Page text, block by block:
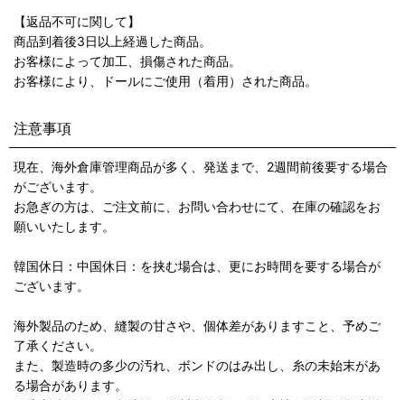
【返品不可に関して】
商品到着後3日以上経過した商品。
お客様によって加工、損傷された商品。
お客様により、ドールにご使用（着用）された商品。
注意事項
現在、海外倉庫管理商品が多く、発送まで、2週間前後要する場合
がございます。
お急ぎの方は、ご注文前に、お問い合わせにて、在庫の確認をお
願いいたします。
韓国休日：中国休日：を挟む場合は、更にお時間を要する場合が
ございます。
海外製品のため、縫製の甘さや、個体差がありますこと、予めご
了承ください。
また、製造時の多少の汚れ、ボンドのはみ出し、糸の未始末があ
る場合があります。